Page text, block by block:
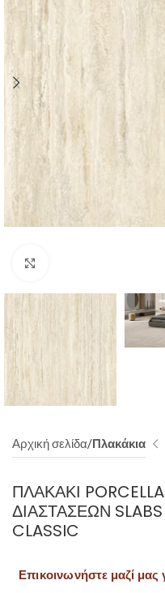
Αρχική σελίδα Πλακάκια
ΠΛΑΚΆΚΙ
ΔΙΑΣΤΆΣΕΩΝ SLABS
CLASSIC
Επικοινωνήστε μαζί μας